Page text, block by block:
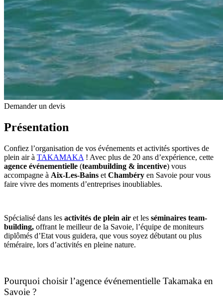
Demander un devis
Présentation
Confiez l’organisation de vos événements et activités sportives de
plein air à TAKAMAKA ! Avec plus de 20 ans d’expérience, cette
agence événementielle (teambuilding & incentive) vous
accompagne à Aix-Les-Bains et Chambéry en Savoie pour vous
faire vivre des moments d’entreprises inoubliables.
Spécialisé dans les activités de plein air et les séminaires team-
building, offrant le meilleur de la Savoie, l’équipe de moniteurs
diplômés d’Etat vous guidera, que vous soyez débutant ou plus
téméraire, lors d’activités en pleine nature.
Pourquoi choisir l’agence événementielle Takamaka en
Savoie ?